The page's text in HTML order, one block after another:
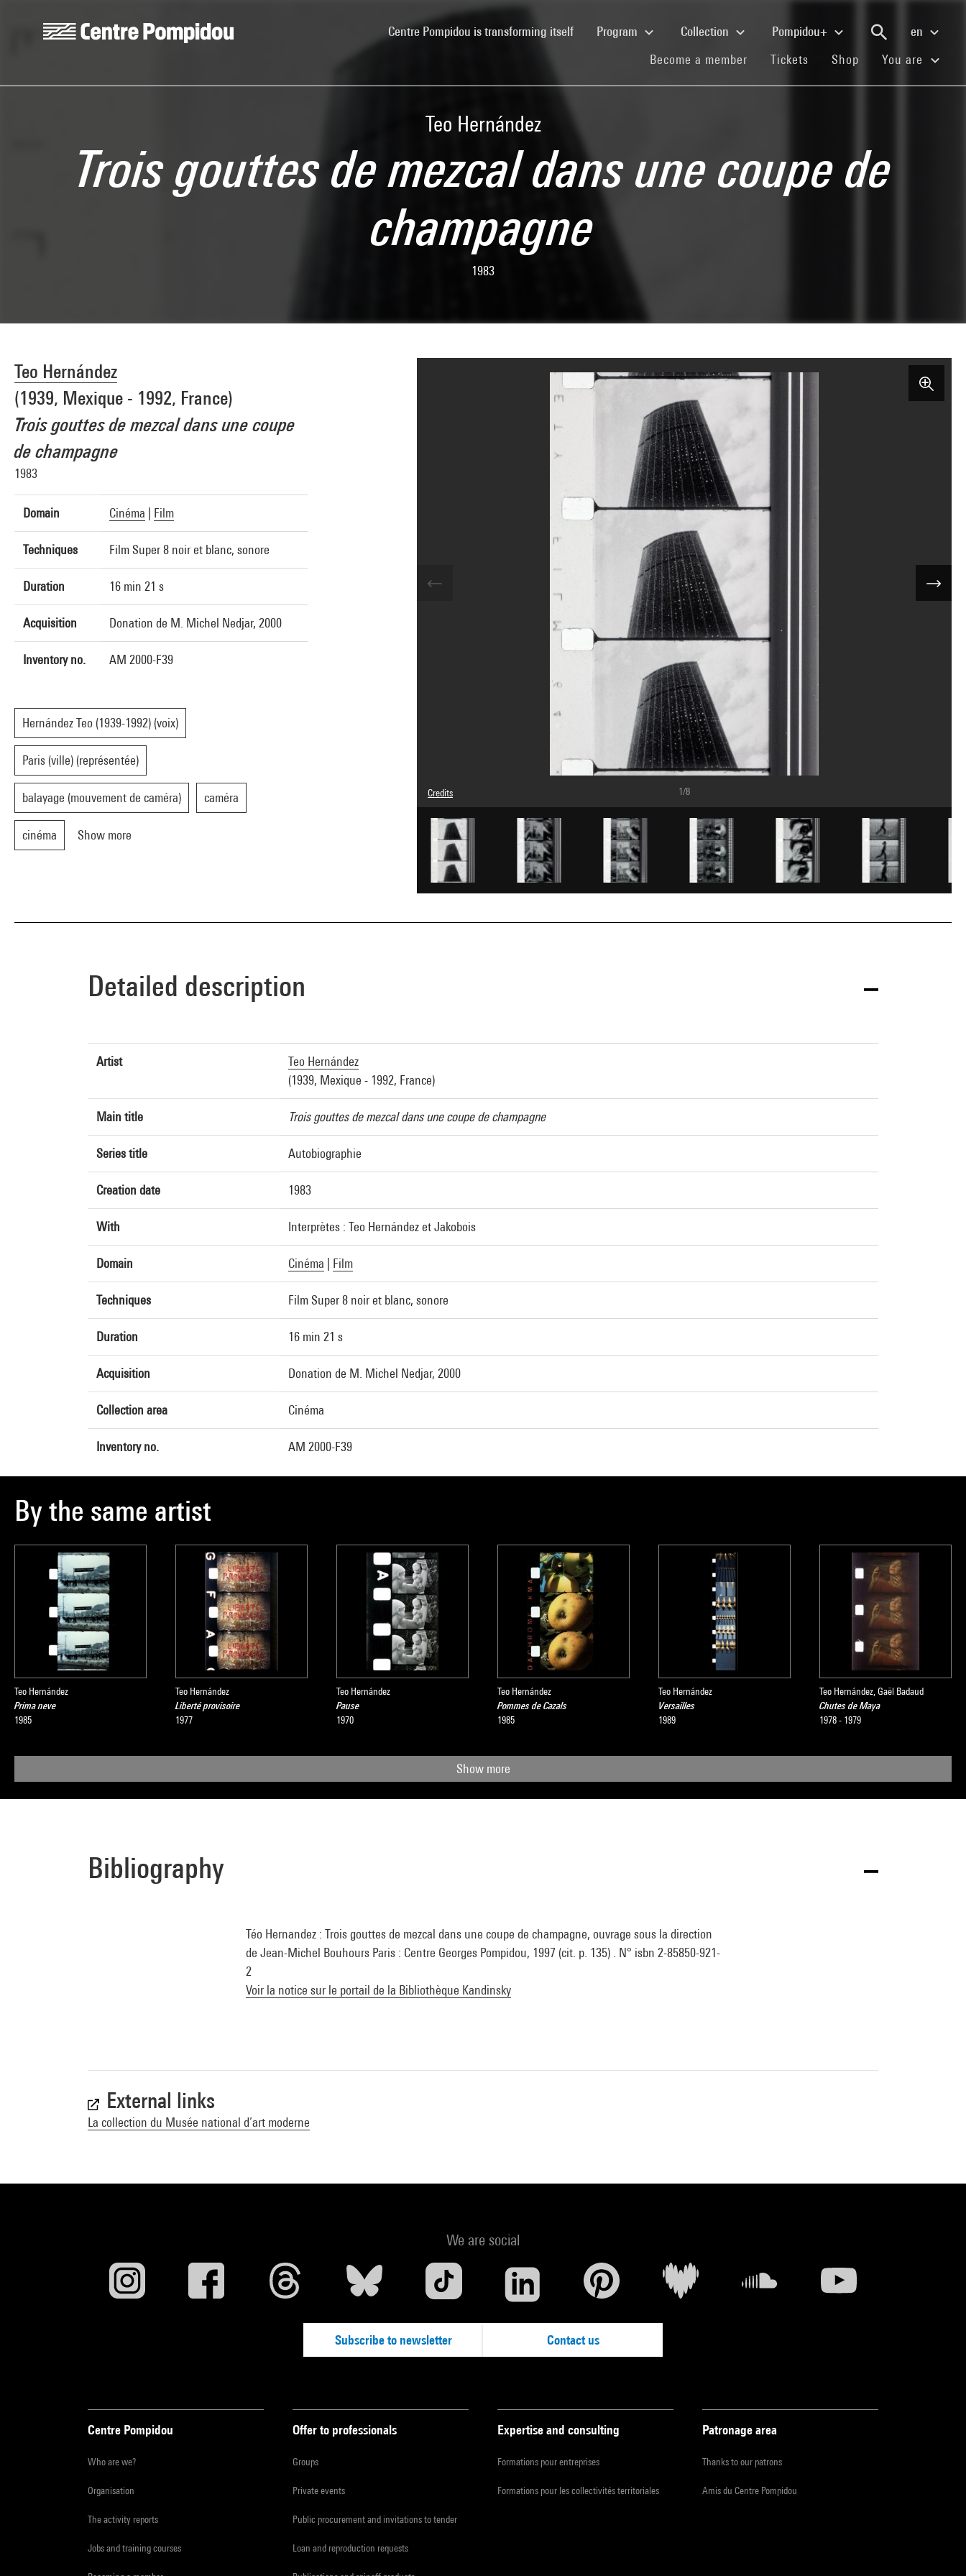
Centre Pompidou is transforming itself(current)Program Collection Pompidou+
en
Become a member (current)
Tickets (current)
Shop (current)You are
Teo Hernández
Trois gouttes de mezcal dans une coupe de
champagne
1983
Teo Hernández
(1939, Mexique - 1992, France)
Trois gouttes de mezcal dans une coupe
de champagne
1983
Domain Cinéma Film
Techniques Film Super 8 noir et blanc, sonore
Duration 16 min 21 s
Acquisition Donation de M. Michel Nedjar, 2000
Inventory no. AM 2000-F39
Hernández Teo (1939-1992) (voix)
Paris (ville) (représentée)
balayage (mouvement de caméra) caméra
cinéma Show more
Credits
Caption : Photogrammes
© Teo Hernández
Photo credits : Centre Pompidou, MNAM-CCI/Hervé Véronèse/Dist. GrandPalaisRmn
Image reference : 4N72334
Image presentation :
GrandPalaisRmnPhoto
1/8
Detailed description
Artist
Teo Hernández
(1939, Mexique - 1992, France)
Main title Trois gouttes de mezcal dans une coupe de champagne
Series title Autobiographie
Creation date 1983
With Interprètes : Teo Hernández et Jakobois
Domain Cinéma Film
Techniques Film Super 8 noir et blanc, sonore
Duration 16 min 21 s
Acquisition Donation de M. Michel Nedjar, 2000
Collection area Cinéma
Inventory no. AM 2000-F39
By the same artist
Teo Hernández
Prima neve
1985
Teo Hernández
Liberté provisoire
1977
Teo Hernández
Pause
1970
Teo Hernández
Pommes de Cazals
1985
Teo Hernández
Versailles
1989
Teo Hernández, Gaël Badaud
Chutes de Maya
1978 - 1979
Show more
Bibliography
Téo Hernandez : Trois gouttes de mezcal dans une coupe de champagne, ouvrage sous la direction
de Jean-Michel Bouhours Paris : Centre Georges Pompidou, 1997 (cit. p. 135) . N° isbn 2-85850-921-
2
Voir la notice sur le portail de la Bibliothèque Kandinsky
External links
La collection du Musée national d’art moderne
We are social
Subscribe to newsletter Contact us
Centre Pompidou
Who are we?
Organisation
The activity reports
Jobs and training courses
Offer to professionals
Groups
Private events
Public procurement and invitations to tender
Loan and reproduction requests
Expertise and consulting
Formations pour entreprises
Formations pour les collectivités territoriales
Patronage area
Thanks to our patrons
Amis du Centre Pompidou